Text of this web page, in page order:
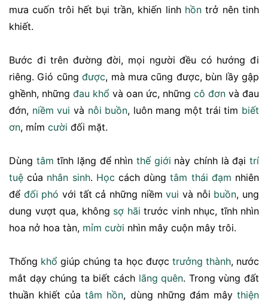
mưa cuốn trôi hết bụi trần, khiến linh hồntrở nên tinh
khiết.
Bước đi trên đường đời, mọi người đều có hướng đi
riêng. Gió cũngđược, mà mưa cũng được, bùn lầy gập
ghềnh, những đau khổ và oan ức, những cô đơn và đau
đớn, niềm vui và nỗi buồn, luôn mang một trái tim biết
ơn, mỉm cười đối mặt.
Dùng tâm tĩnh lặng để nhìnthế giới này chính là đạitrí
tuệ của nhân sinh. Học cách dùngtâm thái đạm nhiên
để đối phó với tất cả những niềmvui và nỗi buồn, ung
dung vượt qua, không sợ hãi trước vinh nhục, tĩnh nhìn
hoa nở hoa tàn, mỉm cười nhìn mây cuộn mây trôi.
Thống khổ giúp chúng ta học được trưởng thành, nước
mắt dạy chúng ta biết cách lãng quên. Trong vùng đất
thuần khiết củatâm hồn, dùng những đám mâythiện